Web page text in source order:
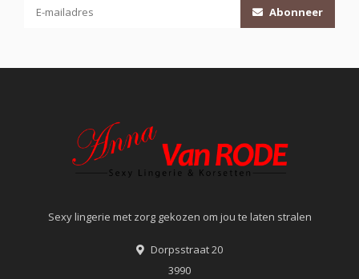
Abonneer
Sexy lingerie met zorg gekozen om jou te laten stralen
Dorpsstraat 20
3990